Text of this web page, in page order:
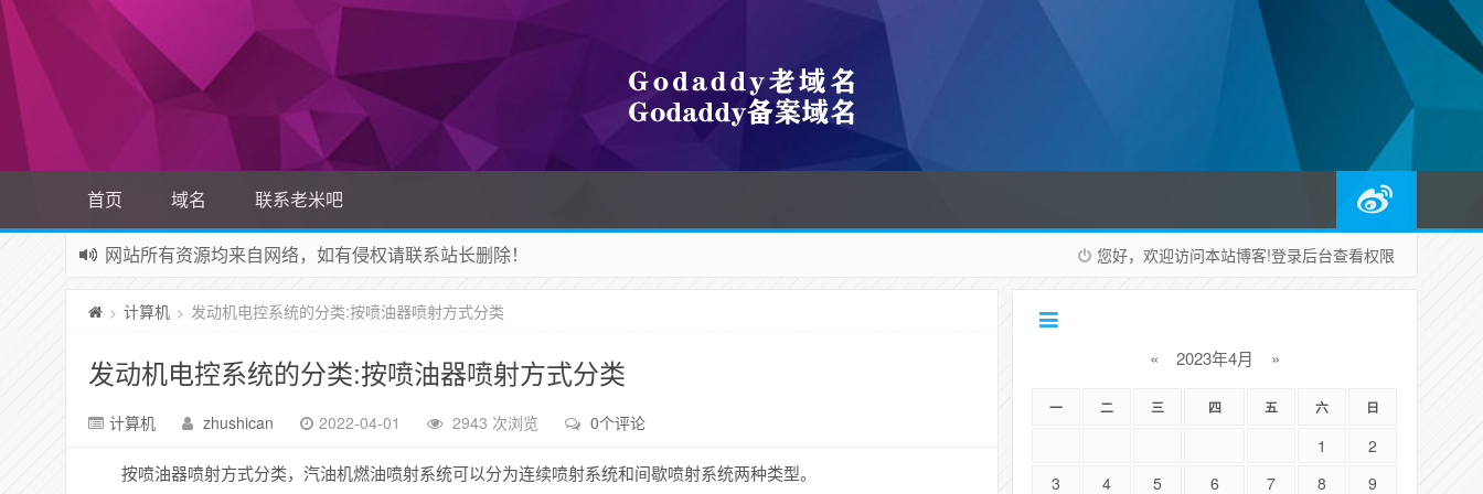
首页 域名 联系老米吧
您好，欢迎访问本站博客!登录后台查看权限
网站所有资源均来自网络，如有侵权请联系站长删除！
如果您觉得本站非常有看点，那么赶紧使用Ctrl+D 收藏吧
> 计算机 > 发动机电控系统的分类:按喷油器喷射方式分类
发动机电控系统的分类:按喷油器喷射方式分类
计算机 zhushican 2022-04-01 2943 次浏览 0个评论
按喷油器喷射方式分类，汽油机燃油喷射系统可以分为连续喷射系统和间歇喷射系统两种类型。
« 2023年4月 »
一 二 三 四 五 六 日
1
2
3
4 5 6 7 8 9